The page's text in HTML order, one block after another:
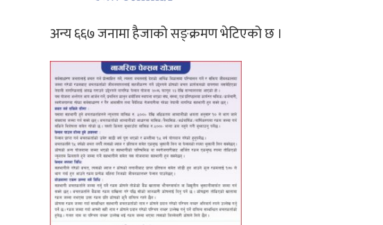
अन्य ६६७ जनामा हैजाको सङ्क्रमण भेटिएको छ ।